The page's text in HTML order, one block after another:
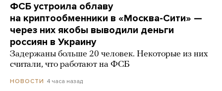
ФСБ устроила облаву
на криптообменники в «Москва-Сити» —
через них якобы выводили деньги
россиян в Украину
Задержаны больше 20 человек. Некоторые из них
считали, что работают на ФСБ
НОВОСТИ 4 часа назад